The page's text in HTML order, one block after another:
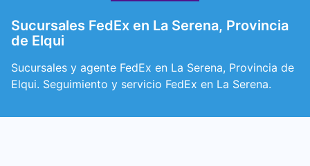
Sucursales FedEx en La Serena, Provincia
de Elqui
Sucursales y agente FedEx en La Serena, Provincia de
Elqui. Seguimiento y servicio FedEx en La Serena.